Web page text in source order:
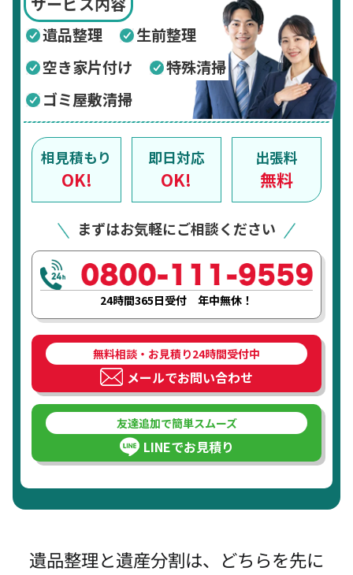
遺品整理
生前整理
空き家片付け
特殊清掃
ゴミ屋敷清掃
相見積もり
OK!
即日対応
OK!
出張料
無料
まずはお気軽にご相談ください
24時間365日受付 年中無休！
無料相談・お見積り24時間受付中
メールでお問い合わせ
友達追加で簡単スムーズ
LINEでお見積り
遺品整理と遺産分割は、どちらを先に